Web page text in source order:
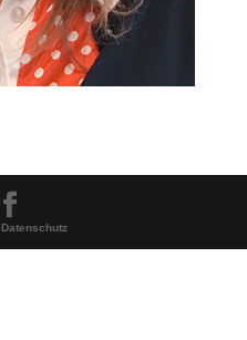
Datenschutz